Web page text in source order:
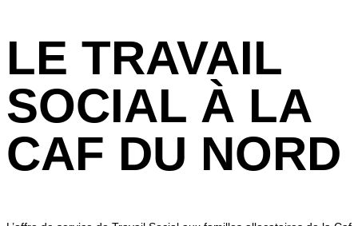
LE TRAVAIL
SOCIAL À LA
CAF DU NORD